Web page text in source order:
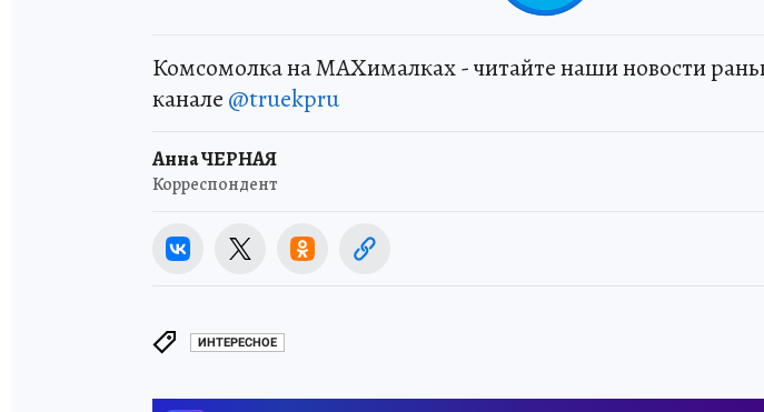
Комсомолка на MAXималках - читайте наши новости
канале @truekpru
Анна ЧЕРНАЯ
Корреспондент
ИНТЕРЕСНОЕ